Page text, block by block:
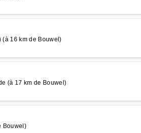
(à 16 km de Bouwel)
(à 17 km de Bouwel)
Bouwel)